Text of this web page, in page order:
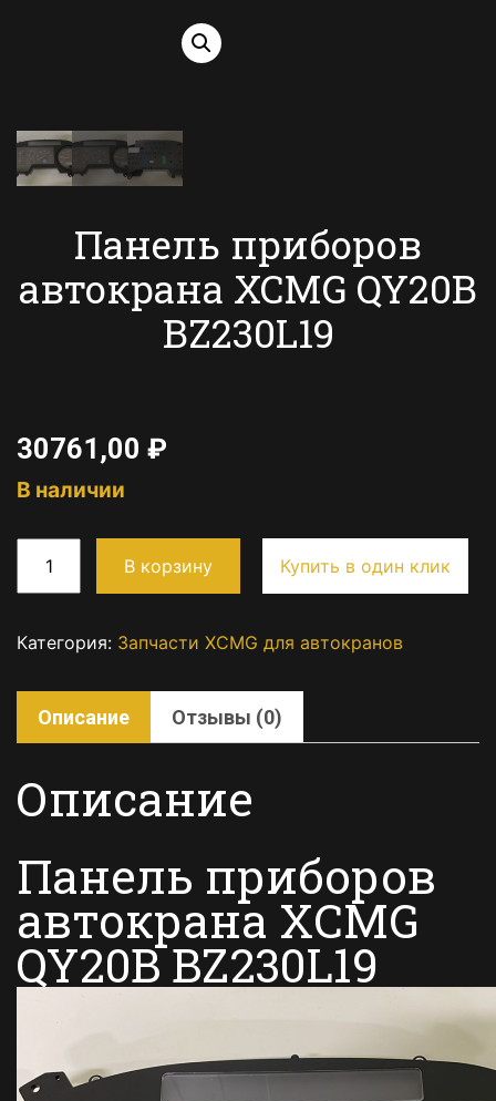
Панель приборов
автокрана XCMG QY20B
BZ230L19
30761,00 ₽
В наличии
В корзину Купить в один клик
Категория: Запчасти XCMG для автокранов
Описание Отзывы (0)
Описание
Панель приборов
автокрана XCMG
QY20B BZ230L19